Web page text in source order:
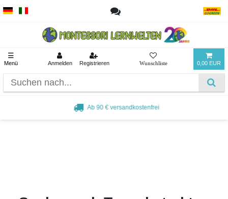
☰
Menü Anmelden Registrieren 0,00 EUR
Ab 90 € versandkostenfrei